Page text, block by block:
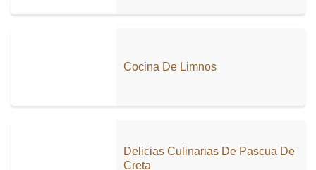
Cocina De Limnos
Delicias Culinarias De Pascua De
Creta